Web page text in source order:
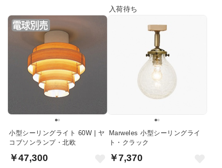
入荷待ち
小型シーリングライト 60W | ヤ
コブソンランプ・北欧
￥47,300
Marweles 小型シーリングライ
ト・クラック
￥7,370